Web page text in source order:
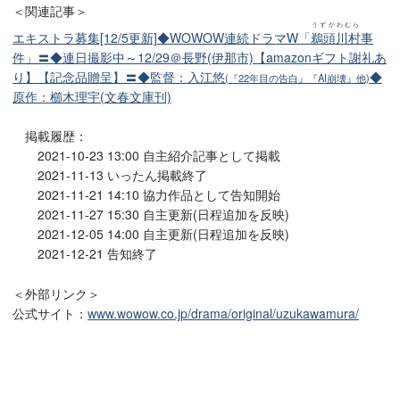
＜関連記事＞
エキストラ募集[12/5更新]◆WOWOW連続ドラマW「鵜頭川村
うずかわむら
事
件」〓◆連日撮影中～12/29＠長野(伊那市)【amazonギフト謝礼あ
り】【記念品贈呈】〓◆監督：入江悠(『22年目の告白』『AI崩壊』他)◆
原作：櫛木理宇(文春文庫刊)
掲載履歴：
2021-10-23 13:00 自主紹介記事として掲載
2021-11-13 いったん掲載終了
2021-11-21 14:10 協力作品として告知開始
2021-11-27 15:30 自主更新(日程追加を反映)
2021-12-05 14:00 自主更新(日程追加を反映)
2021-12-21 告知終了
＜外部リンク＞
公式サイト： www.wowow.co.jp/drama/original/uzukawamura/